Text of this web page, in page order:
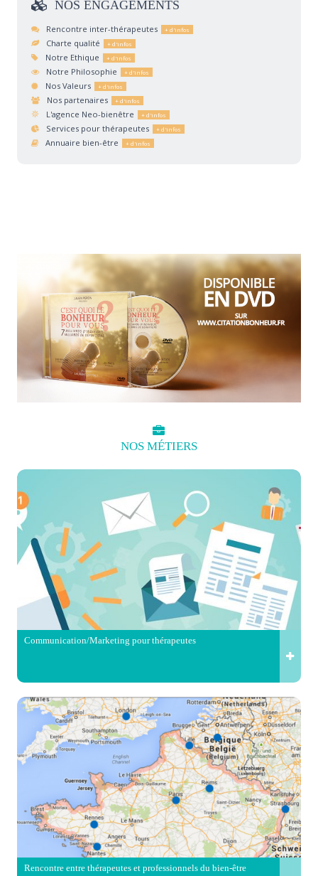
NOS ENGAGEMENTS
Rencontre inter-thérapeutes
Charte qualité
Notre Ethique
Notre Philosophie
Nos Valeurs
Nos partenaires
L'agence Neo-bienêtre
Services pour thérapeutes
Annuaire bien-être
NOS MÉTIERS
Communication/Marketing pour thérapeutes
Rencontre entre thérapeutes et professionnels du bien-être